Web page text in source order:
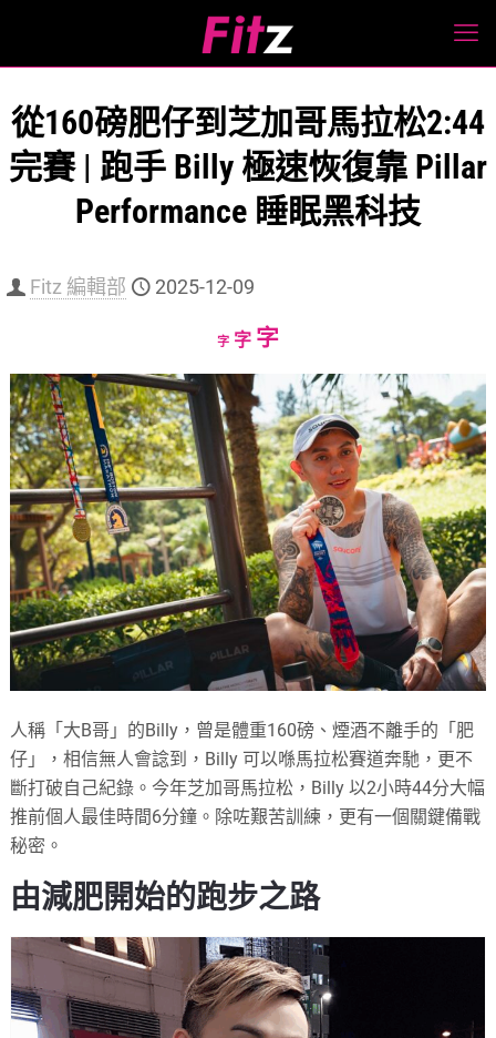
從160磅肥仔到芝加哥馬拉松2:44
完賽 | 跑手 Billy 極速恢復靠 Pillar
Performance 睡眠黑科技
Fitz 編輯部 2025-12-09
字Decrease
size.
字Reset
size.
字Increase
size.
人稱「大B哥」的Billy，曾是體重160磅、煙酒不離手的「肥
仔」，相信無人會諗到，Billy 可以喺馬拉松賽道奔馳，更不
斷打破自己紀錄。今年芝加哥馬拉松，Billy 以2小時44分大幅
推前個人最佳時間6分鐘。除咗艱苦訓練，更有一個關鍵備戰
秘密。
由減肥開始的跑步之路